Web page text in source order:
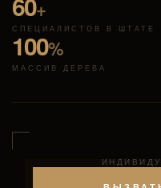
+
СПЕЦИАЛИСТОВ В ШТАТЕ
100%
МАССИВ ДЕРЕВА